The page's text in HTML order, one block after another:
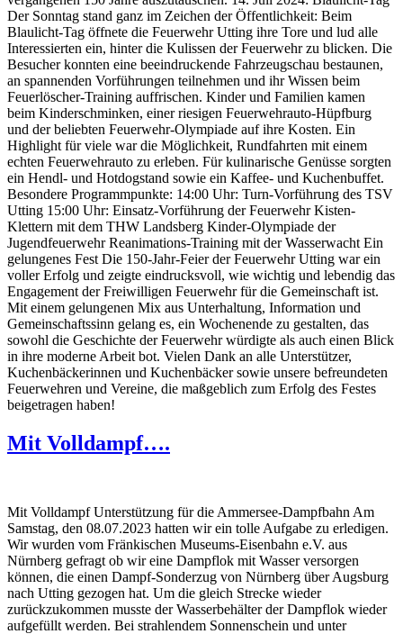
Der Sonntag stand ganz im Zeichen der Öffentlichkeit: Beim
Blaulicht-Tag öffnete die Feuerwehr Utting ihre Tore und lud alle
Interessierten ein, hinter die Kulissen der Feuerwehr zu blicken. Die
Besucher konnten eine beeindruckende Fahrzeugschau bestaunen,
an spannenden Vorführungen teilnehmen und ihr Wissen beim
Feuerlöscher-Training auffrischen. Kinder und Familien kamen
beim Kinderschminken, einer riesigen Feuerwehrauto-Hüpfburg
und der beliebten Feuerwehr-Olympiade auf ihre Kosten. Ein
Highlight für viele war die Möglichkeit, Rundfahrten mit einem
echten Feuerwehrauto zu erleben. Für kulinarische Genüsse sorgten
ein Hendl- und Hotdogstand sowie ein Kaffee- und Kuchenbuffet.
Besondere Programmpunkte: 14:00 Uhr: Turn-Vorführung des TSV
Utting 15:00 Uhr: Einsatz-Vorführung der Feuerwehr Kisten-
Klettern mit dem THW Landsberg Kinder-Olympiade der
Jugendfeuerwehr Reanimations-Training mit der Wasserwacht Ein
gelungenes Fest Die 150-Jahr-Feier der Feuerwehr Utting war ein
voller Erfolg und zeigte eindrucksvoll, wie wichtig und lebendig das
Engagement der Freiwilligen Feuerwehr für die Gemeinschaft ist.
Mit einem gelungenen Mix aus Unterhaltung, Information und
Gemeinschaftssinn gelang es, ein Wochenende zu gestalten, das
sowohl die Geschichte der Feuerwehr würdigte als auch einen Blick
in ihre moderne Arbeit bot. Vielen Dank an alle Unterstützer,
Kuchenbäckerinnen und Kuchenbäcker sowie unsere befreundeten
Feuerwehren und Vereine, die maßgeblich zum Erfolg des Festes
beigetragen haben!
Mit Volldampf….
Mit Volldampf Unterstützung für die Ammersee-Dampfbahn Am
Samstag, den 08.07.2023 hatten wir ein tolle Aufgabe zu erledigen.
Wir wurden vom Fränkischen Museums-Eisenbahn e.V. aus
Nürnberg gefragt ob wir eine Dampflok mit Wasser versorgen
können, die einen Dampf-Sonderzug von Nürnberg über Augsburg
nach Utting gezogen hat. Um die gleich Strecke wieder
zurückzukommen musste der Wasserbehälter der Dampflok wieder
aufgefüllt werden. Bei strahlendem Sonnenschein und unter